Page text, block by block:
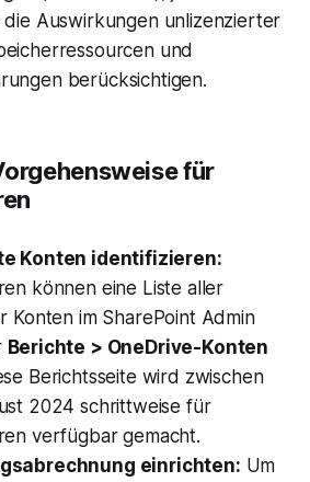
die Auswirkungen unlizenzierter
und
berücksichtigen.
für
Konten identifizieren:
können eine Liste aller
Konten im SharePoint Admin
Berichte > OneDrive-Konten
Berichtsseite wird zwischen
2024 schrittweise für
verfügbar gemacht.
einrichten: Um